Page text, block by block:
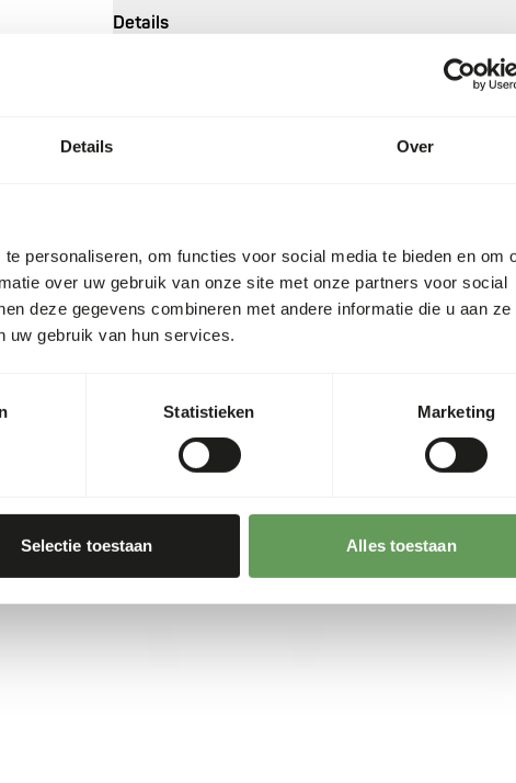
Details Over
personaliseren, om functies voor social media te bieden en om
over uw gebruik van onze site met onze partners voor social
deze gegevens combineren met andere informatie die u aan ze
gebruik van hun services.
Statistieken Marketing
Selectie toestaan Alles toestaan
Details
Other
EmerAid Piscivore is a therapeutic diet designed
the supervision of a licensed veterinarian or
learn about the preparation and administration of
refer to the provided product sheet or visit